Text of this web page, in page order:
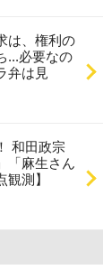
は、権利の
...必要なの
弁は見
和田政宗
「麻生さん
測】